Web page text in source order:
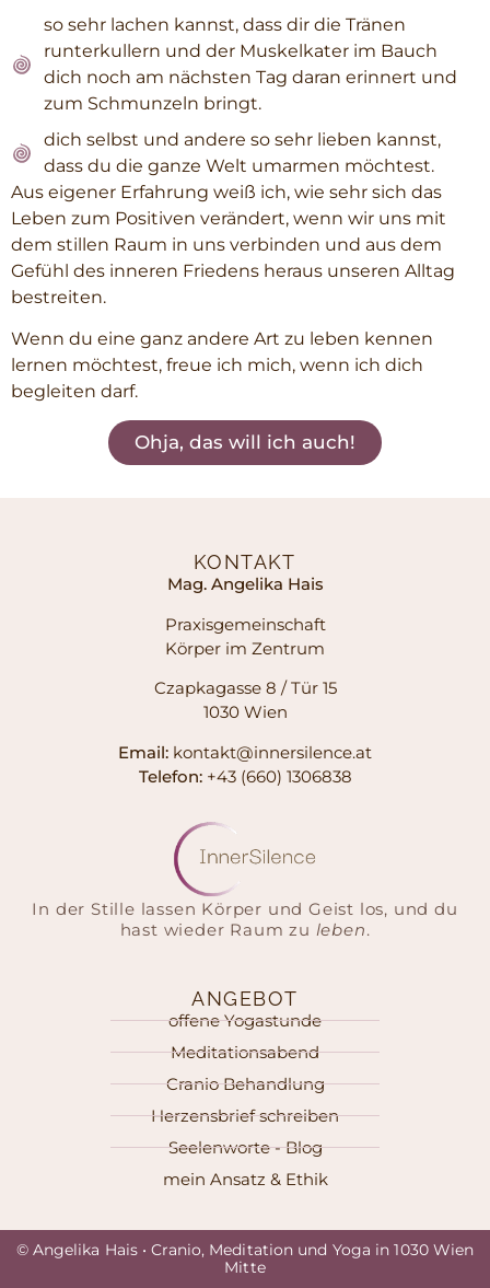
so sehr lachen kannst, dass dir die Tränen
runterkullern und der Muskelkater im Bauch
dich noch am nächsten Tag daran erinnert und
zum Schmunzeln bringt.
dich selbst und andere so sehr lieben kannst,
dass du die ganze Welt umarmen möchtest.
Aus eigener Erfahrung weiß ich, wie sehr sich das
Leben zum Positiven verändert, wenn wir uns mit
dem stillen Raum in uns verbinden und aus dem
Gefühl des inneren Friedens heraus unseren Alltag
bestreiten.
Wenn du eine ganz andere Art zu leben kennen
lernen möchtest, freue ich mich, wenn ich dich
begleiten darf.
Ohja, das will ich auch!
KONTAKT
Mag. Angelika Hais
Praxisgemeinschaft
Körper im Zentrum
Czapkagasse 8 / Tür 15
1030 Wien
Email: kontakt@innersilence.at
Telefon: +43 (660) 1306838
In der Stille lassen Körper und Geist los, und du
hast wieder Raum zu leben.
ANGEBOT
offene Yogastunde
Meditationsabend
Cranio Behandlung
Herzensbrief schreiben
Seelenworte - Blog
mein Ansatz & Ethik
© Angelika Hais • Cranio, Meditation und Yoga in 1030 Wien
Mitte